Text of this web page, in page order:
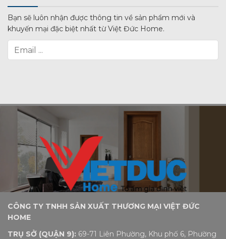
Bạn sẽ luôn nhận được thông tin về sản phẩm mới và
khuyến mại đặc biệt nhất từ Việt Đức Home.
CÔNG TY TNHH SẢN XUẤT THƯƠNG MẠI VIỆT ĐỨC
HOME
TRỤ SỞ (QUẬN 9): 69-71 Liên Phường, Khu phố 6, Phường